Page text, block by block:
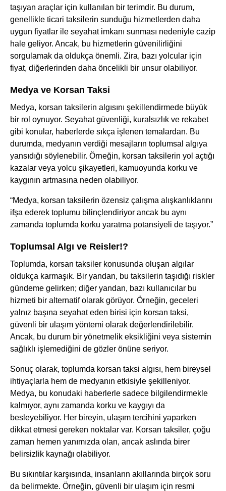
taşıyan araçlar için kullanılan bir terimdir. Bu durum,
genellikle ticari taksilerin sunduğu hizmetlerden daha
uygun fiyatlar ile seyahat imkanı sunması nedeniyle cazip
hale geliyor. Ancak, bu hizmetlerin güvenilirliğini
sorgulamak da oldukça önemli. Zira, bazı yolcular için
fiyat, diğerlerinden daha öncelikli bir unsur olabiliyor.
Medya ve Korsan Taksi
Medya, korsan taksilerin algısını şekillendirmede büyük
bir rol oynuyor. Seyahat güvenliği, kuralsızlık ve rekabet
gibi konular, haberlerde sıkça işlenen temalardan. Bu
durumda, medyanın verdiği mesajların toplumsal algıya
yansıdığı söylenebilir. Örneğin, korsan taksilerin yol açtığı
kazalar veya yolcu şikayetleri, kamuoyunda korku ve
kaygının artmasına neden olabiliyor.
“Medya, korsan taksilerin özensiz çalışma alışkanlıklarını
ifşa ederek toplumu bilinçlendiriyor ancak bu aynı
zamanda toplumda korku yaratma potansiyeli de taşıyor.”
Toplumsal Algı ve Reisler!?
Toplumda, korsan taksiler konusunda oluşan algılar
oldukça karmaşık. Bir yandan, bu taksilerin taşıdığı riskler
gündeme gelirken; diğer yandan, bazı kullanıcılar bu
hizmeti bir alternatif olarak görüyor. Örneğin, geceleri
yalnız başına seyahat eden birisi için korsan taksi,
güvenli bir ulaşım yöntemi olarak değerlendirilebilir.
Ancak, bu durum bir yönetmelik eksikliğini veya sistemin
sağlıklı işlemediğini de gözler önüne seriyor.
Sonuç olarak, toplumda korsan taksi algısı, hem bireysel
ihtiyaçlarla hem de medyanın etkisiyle şekilleniyor.
Medya, bu konudaki haberlerle sadece bilgilendirmekle
kalmıyor, aynı zamanda korku ve kaygıyı da
besleyebiliyor. Her bireyin, ulaşım tercihini yaparken
dikkat etmesi gereken noktalar var. Korsan taksiler, çoğu
zaman hemen yanımızda olan, ancak aslında birer
belirsizlik kaynağı olabiliyor.
Bu sıkıntılar karşısında, insanların akıllarında birçok soru
da belirmekte. Örneğin, güvenli bir ulaşım için resmi